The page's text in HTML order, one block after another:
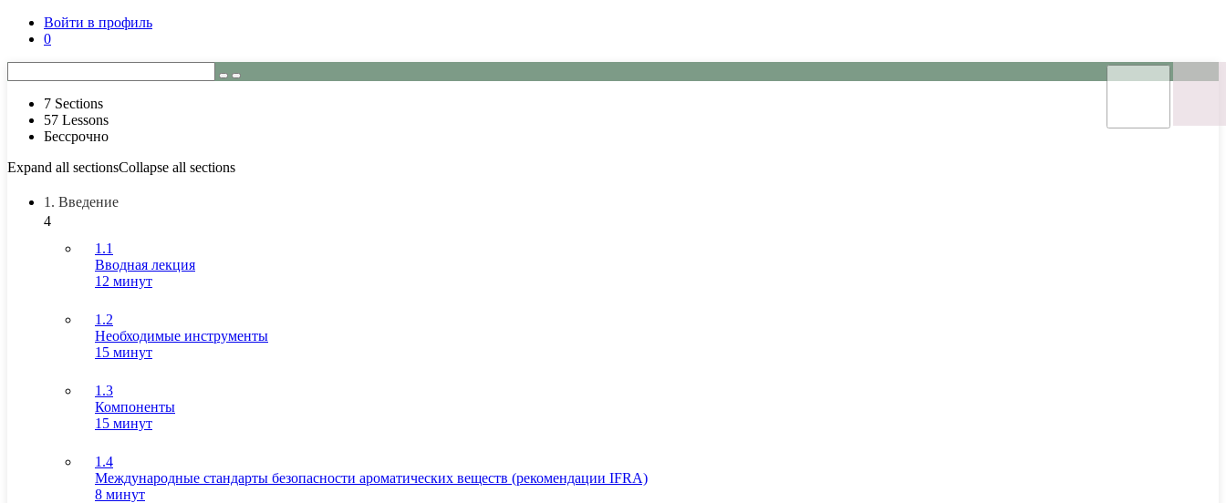
Войти в профиль
0
7 Sections
57 Lessons
Бессрочно
Expand all sectionsCollapse all sections
1. Введение
4
1.1
Вводная лекция
12 минут
1.2
Необходимые инструменты
15 минут
1.3
Компоненты
15 минут
1.4
Международные стандарты безопасности ароматических веществ (рекомендации IFRA)
8 минут